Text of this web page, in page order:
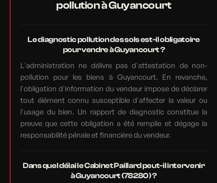
pollution à Guyancourt
Le diagnostic pollution des sols est-il obligatoire
pour vendre à Guyancourt ?
L'administration ne délivre pas d'attestation de non-
pollution pour les biens à Guyancourt. En revanche,
l'obligation d'information du vendeur impose de déclarer
tout élément connu susceptible d'affecter la valeur ou
l'usage du bien. Un rapport de diagnostic constitue la
preuve que cette obligation a été remplie et dégage la
responsabilité pénale et financière du vendeur.
Dans quel délai le Cabinet Paillard peut-il intervenir
à Guyancourt (78280) ?